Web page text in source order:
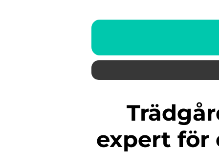
Trädgårdsanläggare: Din
expert för